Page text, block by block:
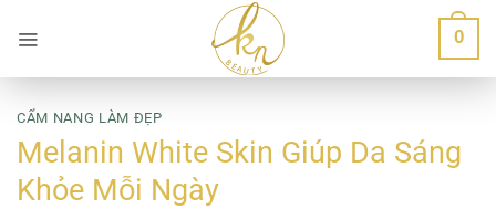
qua
nội
dung
0
CẨM NANG LÀM ĐẸP
Melanin White Skin Giúp Da Sáng
Khỏe Mỗi Ngày